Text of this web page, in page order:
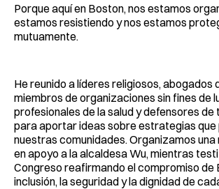
Porque aquí en Boston, nos estamos
estamos resistiendo y nos estamos
mutuamente.
He reunido a líderes religiosos, abogados
miembros de organizaciones sin fines de
profesionales de la salud y defensores de
para aportar ideas sobre estrategias que
nuestras comunidades. Organizamos
en apoyo a la alcaldesa Wu, mientras
Congreso reafirmando el compromiso de
inclusión, la seguridad y la dignidad de